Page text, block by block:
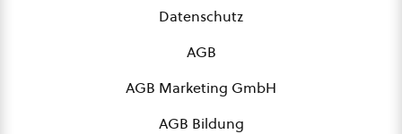
Datenschutz
AGB
AGB Marketing GmbH
AGB Bildung